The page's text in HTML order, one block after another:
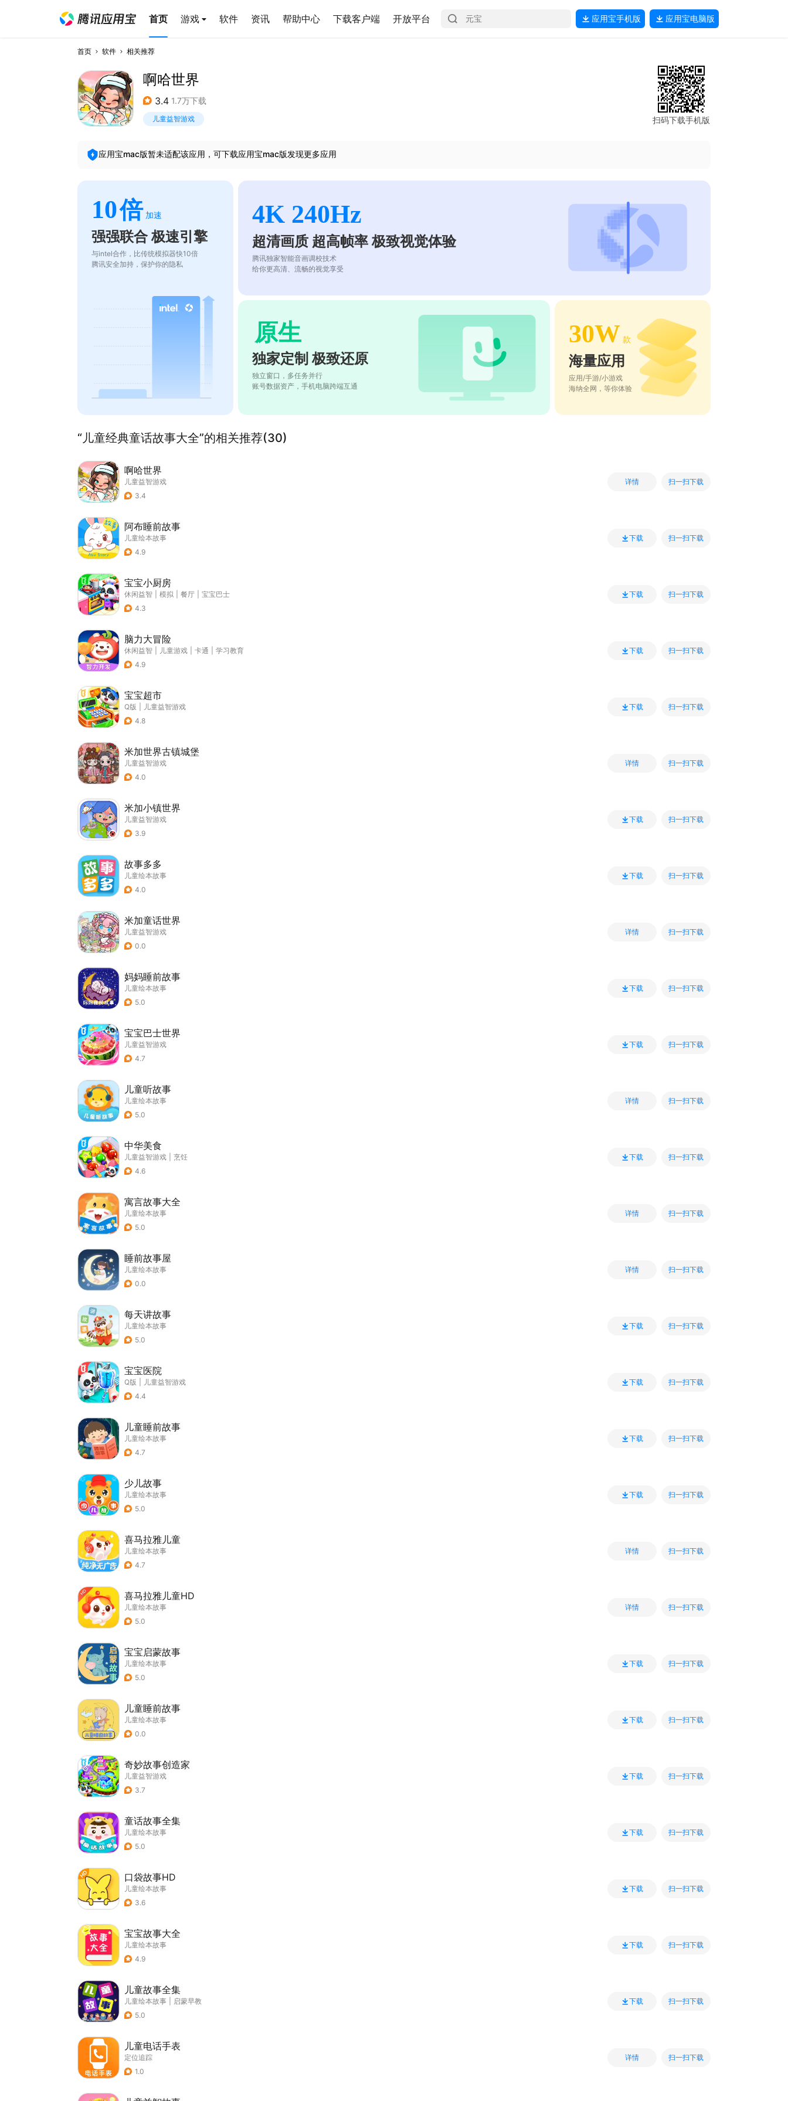
首页 游戏 软件 资讯 帮助中心 下载客户端 开放平台 应用宝手机版 应用宝电脑版
首页 软件 相关推荐
啊哈世界
3.4 1.7万下载
儿童益智游戏 扫码下载手机版
应用宝mac版暂未适配该应用，可下载应用宝mac版发现更多应用
10倍 加速
强强联合 极速引擎
与intel合作，比传统模拟器快10倍
腾讯安全加持，保护你的隐私
4K 240Hz
超清画质 超高帧率 极致视觉体验
腾讯独家智能音画调校技术
给你更高清、流畅的视觉享受
原生
独家定制 极致还原
独立窗口，多任务并行
账号数据资产，手机电脑跨端互通
30W 款
海量应用
应用/手游/小游戏
海纳全网，等你体验
“儿童经典童话故事大全”的相关推荐(30)
啊哈世界
儿童益智游戏
3.4
详情 扫一扫下载
阿布睡前故事
儿童绘本故事
4.9
下载 扫一扫下载
宝宝小厨房
休闲益智 模拟 餐厅
宝宝巴士
4.3
下载 扫一扫下载
脑力大冒险
休闲益智 儿童游戏 卡通
学习教育
4.9
下载 扫一扫下载
宝宝超市
Q版
儿童益智游戏
4.8
下载 扫一扫下载
米加世界古镇城堡
儿童益智游戏
4.0
详情 扫一扫下载
米加小镇世界
儿童益智游戏
3.9
下载 扫一扫下载
故事多多
儿童绘本故事
4.0
下载 扫一扫下载
米加童话世界
儿童益智游戏
0.0
详情 扫一扫下载
妈妈睡前故事
儿童绘本故事
5.0
下载 扫一扫下载
宝宝巴士世界
儿童益智游戏
4.7
下载 扫一扫下载
儿童听故事
儿童绘本故事
5.0
详情 扫一扫下载
中华美食
儿童益智游戏
烹饪
4.6
下载 扫一扫下载
寓言故事大全
儿童绘本故事
5.0
详情 扫一扫下载
睡前故事屋
儿童绘本故事
0.0
详情 扫一扫下载
每天讲故事
儿童绘本故事
5.0
下载 扫一扫下载
宝宝医院
Q版
儿童益智游戏
4.4
下载 扫一扫下载
儿童睡前故事
儿童绘本故事
4.7
下载 扫一扫下载
少儿故事
儿童绘本故事
5.0
下载 扫一扫下载
喜马拉雅儿童
儿童绘本故事
4.7
详情 扫一扫下载
喜马拉雅儿童HD
儿童绘本故事
5.0
详情 扫一扫下载
宝宝启蒙故事
儿童绘本故事
5.0
下载 扫一扫下载
儿童睡前故事
儿童绘本故事
0.0
下载 扫一扫下载
奇妙故事创造家
儿童益智游戏
3.7
下载 扫一扫下载
童话故事全集
儿童绘本故事
5.0
下载 扫一扫下载
口袋故事HD
儿童绘本故事
3.6
下载 扫一扫下载
宝宝故事大全
儿童绘本故事
4.9
下载 扫一扫下载
儿童故事全集
儿童绘本故事
启蒙早教
5.0
下载 扫一扫下载
儿童电话手表
定位追踪
1.0
详情 扫一扫下载